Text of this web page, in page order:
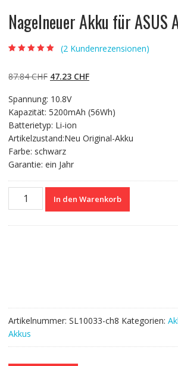
Nagelneuer Akku für ASUS
basierend auf
Kundenbewertun
(2 Kundenrezensionen)
87.84CHF Ursprünglicher
war:
87.84 CHF
47.23 CHFAktueller
47.23 CHF.
Spannung: 10.8V
Kapazität: 5200mAh (56Wh)
Batterietyp: Li-ion
Artikelzustand:Neu Original-Akku
Farbe: schwarz
Garantie: ein Jahr
Nagelneuer
In den Warenkorb
Artikelnummer: SL10033-ch8 Kategorien:
Akkus